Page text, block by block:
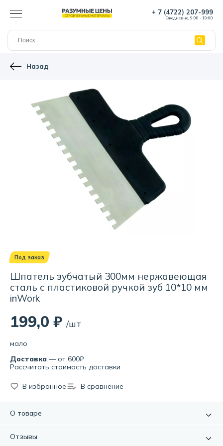
+ 7 (4722) 207-999
Ежедневно, 9:00 - 19:00
Назад
Под заказ
Шпатель зубчатый 300мм нержавеющая
сталь с пластиковой ручкой зуб 10*10 мм
inWork
199,0 ₽ /шт
мало
Доставка — от 600₽
Рассчитать стоимость доставки
В избранное В сравнение
О товаре
из качественных материалов, надежны, долговечны и
Отзывы